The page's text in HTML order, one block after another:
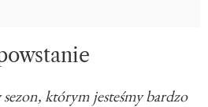
którym jesteśmy bardzo